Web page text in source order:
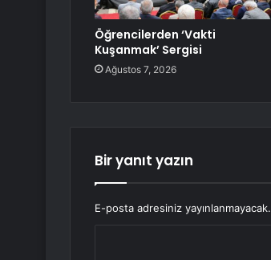
Öğrencilerden ‘Vakti
Kuşanmak’ Sergisi
Ağustos 7, 2026
Bir yanıt yazın
E-posta adresiniz yayınlanmayacak.